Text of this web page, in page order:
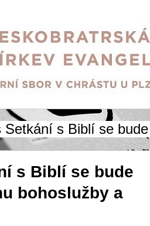
Setkání s Biblí se
s Biblí se bude
bohoslužby a